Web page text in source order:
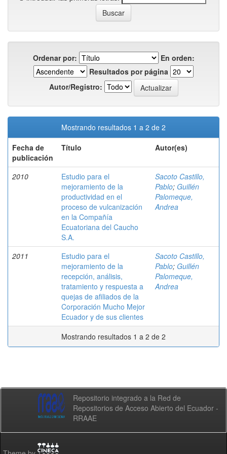
Ordenar por:
En orden:
Resultados por página
Autor/Registro:
Mostrando resultados 1 a 2 de 2
Fecha de
publicación
Título Autor(es)
2010
Estudio para el
mejoramiento de la
productividad en el
proceso de vulcanización
en la Compañía
Ecuatoriana del Caucho
S.A.
Sacoto Castillo,
Pablo; Guillén
Palomeque,
Andrea
2011
Estudio para el
mejoramiento de la
recepción, análisis,
tratamiento y respuesta a
quejas de afiliados de la
Corporación Mucho Mejor
Ecuador y de sus clientes
Sacoto Castillo,
Pablo; Guillén
Palomeque,
Andrea
Mostrando resultados 1 a 2 de 2
Repositorio integrado a la Red de
Repositorios de Acceso Abierto del Ecuador -
RRAAE